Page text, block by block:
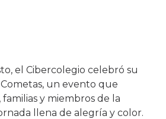
el Cibercolegio celebró su
un evento que
y miembros de la
llena de alegría y color.